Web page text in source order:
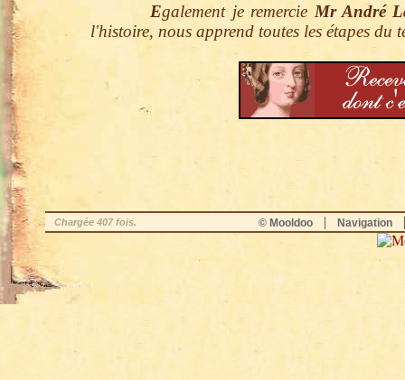
Egalement je remercie Mr André
l'histoire, nous apprend toutes les étapes du
Chargée 407 fois. © Mooldoo| Navigation